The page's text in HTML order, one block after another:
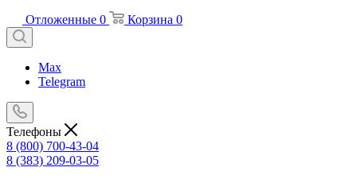
Отложенные 0 Корзина 0
Max
Telegram
Телефоны
8 (800) 700-43-04
8 (383) 209-03-05